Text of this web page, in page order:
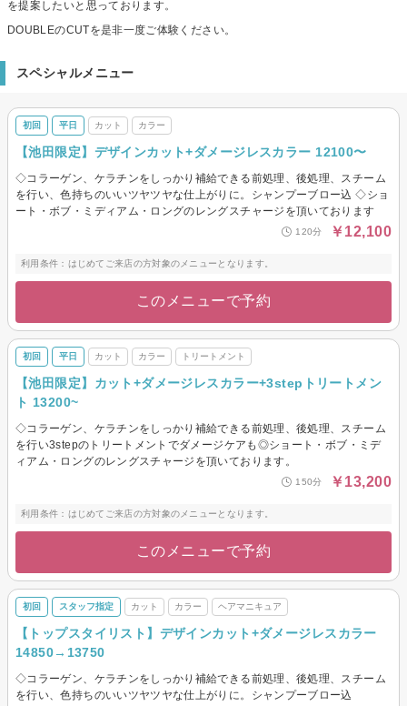
を提案したいと思っております。
DOUBLEのCUTを是非一度ご体験ください。
スペシャルメニュー
初回 平日 カット カラー
【池田限定】デザインカット+ダメージレスカラー 12100〜
◇コラーゲン、ケラチンをしっかり補給できる前処理、後処理、スチーム
を行い、色持ちのいいツヤツヤな仕上がりに。シャンプーブロー込 ◇ショ
ート・ボブ・ミディアム・ロングのレングスチャージを頂いております
120分 ￥12,100
利用条件：はじめてご来店の方対象のメニューとなります。
このメニューで予約
初回 平日 カット カラー トリートメント
【池田限定】カット+ダメージレスカラー+3stepトリートメン
ト 13200~
◇コラーゲン、ケラチンをしっかり補給できる前処理、後処理、スチーム
を行い3stepのトリートメントでダメージケアも◎ショート・ボブ・ミデ
ィアム・ロングのレングスチャージを頂いております。
150分 ￥13,200
利用条件：はじめてご来店の方対象のメニューとなります。
このメニューで予約
初回 スタッフ指定 カット カラー ヘアマニキュア
【トップスタイリスト】デザインカット+ダメージレスカラー
14850→13750
◇コラーゲン、ケラチンをしっかり補給できる前処理、後処理、スチーム
を行い、色持ちのいいツヤツヤな仕上がりに。シャンプーブロー込